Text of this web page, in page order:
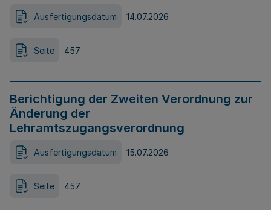
Ausfertigungsdatum 14.07.2026
Seite 457
Berichtigung der Zweiten Verordnung zur
Änderung der
Lehramtszugangsverordnung
Ausfertigungsdatum 15.07.2026
Seite 457